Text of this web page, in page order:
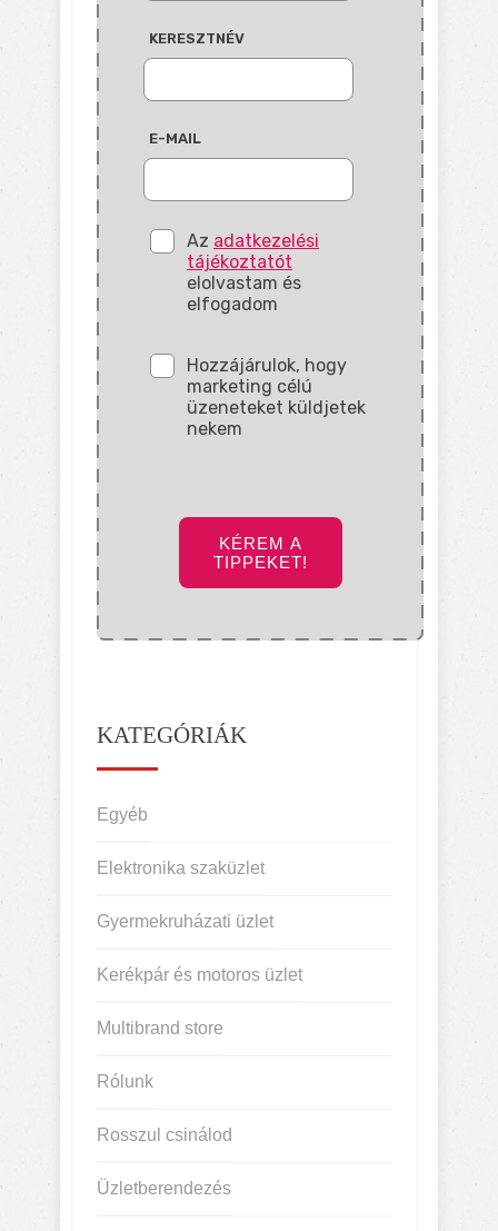
KERESZTNÉV
E-MAIL
Az adatkezelési
tájékoztatót
elolvastam és
elfogadom
Hozzájárulok, hogy
marketing célú
üzeneteket küldjetek
nekem
KÉREM A
TIPPEKET!
KATEGÓRIÁK
Egyéb
Elektronika szaküzlet
Gyermekruházati üzlet
Kerékpár és motoros üzlet
Multibrand store
Rólunk
Rosszul csinálod
Üzletberendezés